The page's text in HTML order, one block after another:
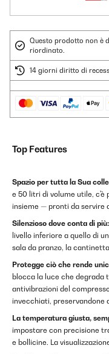
Questo prodotto non è
riordinato.
14 giorni diritto di
Top Features
Spazio per tutta la Sua
e 50 litri di volume utile, c'è
insieme — pronti da servire
Silenzioso dove conta di più:
livello inferiore a quello di
sala da pranzo, la
Protegge ciò che rende
blocca la luce che
antivibrazioni del
invecchiati,
La temperatura giusta,
impostare con precisione
e bollicine. La